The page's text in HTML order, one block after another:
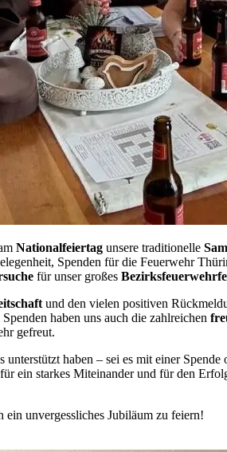
Nationalfeiertag unsere traditionelle
Spenden für die Feuerwehr
für unser großes
und den vielen positiven
haben uns auch die zahlreichen
gefreut.
unterstützt haben – sei es mit einer
ein starkes Miteinander und für den
ein unvergessliches Jubiläum zu feiern!